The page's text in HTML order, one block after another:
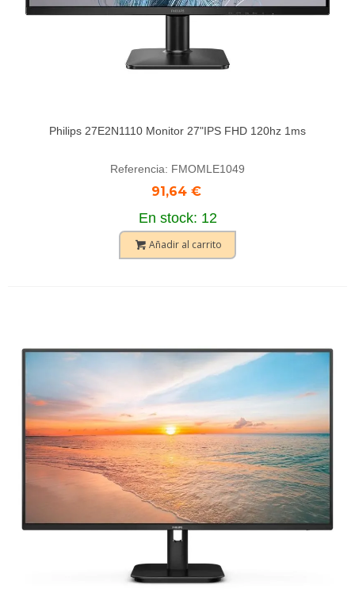
Philips 27E2N1110 Monitor 27"IPS FHD 120hz 1ms
Referencia: FMOMLE1049
91,64 €
En stock: 12
Añadir al carrito